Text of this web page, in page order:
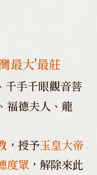
最大'最莊
千手千眼觀音菩
福德夫人、龍
，授予玉皇大帝
度眾 ，解除來此